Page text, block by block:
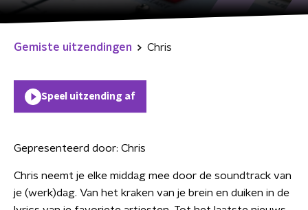
Gemiste uitzendingen Chris
Speel uitzending af
Gepresenteerd door: Chris
Chris neemt je elke middag mee door de soundtrack van
je (werk)dag. Van het kraken van je brein en duiken in de